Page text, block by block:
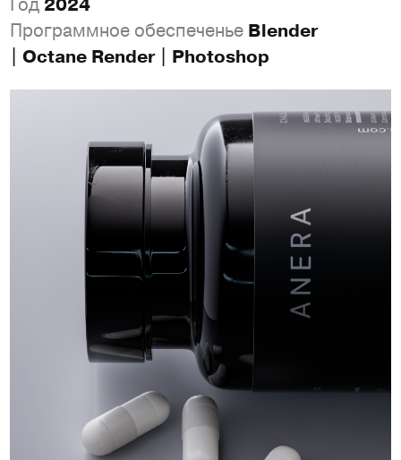
2024
Программное обеспеченье Blender
| Octane Render | Photoshop